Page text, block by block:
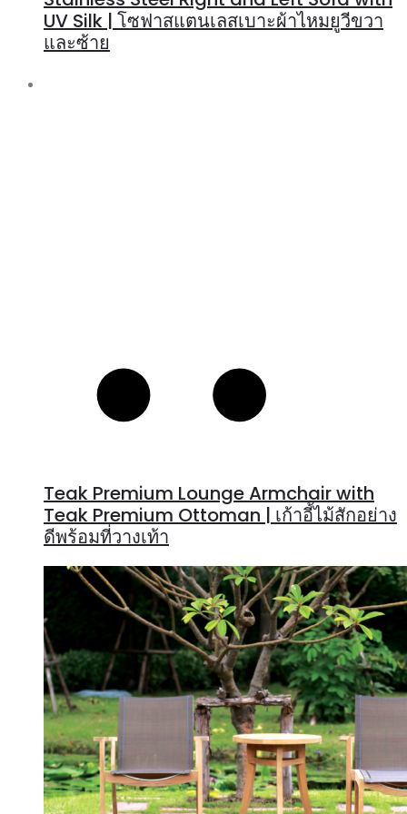
UV Silk | โซฟาสแตนเลสเบาะผ้าไหมยูวีขวา
และซ้าย
Teak Premium Lounge Armchair with
Teak Premium Ottoman | เก้าอี้ไม้สักอย่าง
ดีพร้อมที่วางเท้า